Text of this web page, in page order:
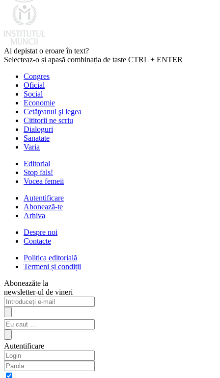
Ai depistat o eroare în text?
Selecteaz-o și apasă combinația de taste CTRL + ENTER
Congres
Oficial
Social
Economie
Cetăţeanul şi legea
Cititorii ne scriu
Dialoguri
Sanatate
Varia
Editorial
Stop fals!
Vocea femeii
Autentificare
Abonează-te
Arhiva
Despre noi
Contacte
Politica editorială
Termeni și condiții
Aboneazăte la
newsletter-ul de vineri
Autentificare